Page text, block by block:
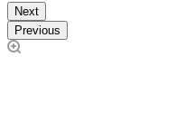
Next
Previous